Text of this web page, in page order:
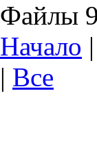
Файлы
Начало |
| Все